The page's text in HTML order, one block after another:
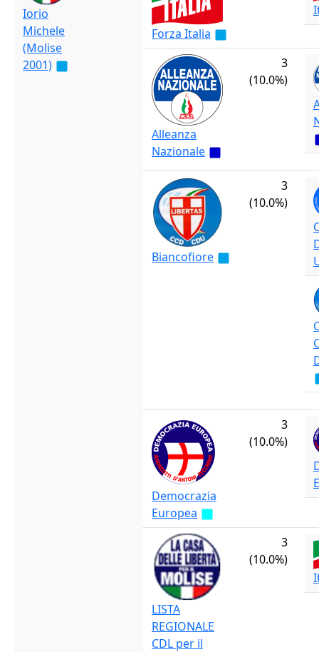
Iorio
Michele
(Molise
2001)
Forza Italia
Alleanza
Nazionale
3
(10.0%)
Biancofiore
3
(10.0%)
Democrazia
Europea
3
(10.0%)
LISTA
REGIONALE
CDL per il
3
(10.0%)